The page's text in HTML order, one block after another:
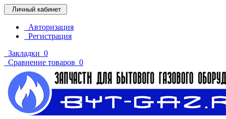
Личный кабинет
Авторизация
Регистрация
Закладки 0
Сравнение товаров 0